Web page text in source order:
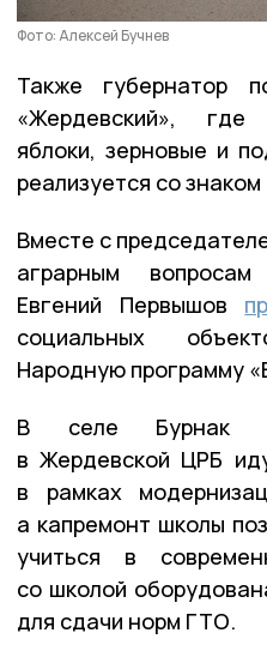
Фото: Алексей Бучнев
Также губернатор
«Жердевский»,
яблоки, зерновые и
реализуется со
Вместе с
аграрным
Евгений Первышов
социальных
Народную программу
В селе Бурнак
в Жердевской ЦРБ
в рамках
а капремонт школы
учиться в
со школой
для сдачи норм ГТО.